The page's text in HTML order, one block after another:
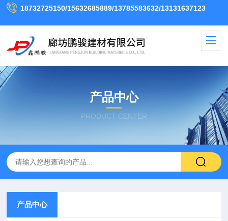
18732725150/15632685889/13785583632/13131637123
产品中心
PRODUCT CENTER
产品中心